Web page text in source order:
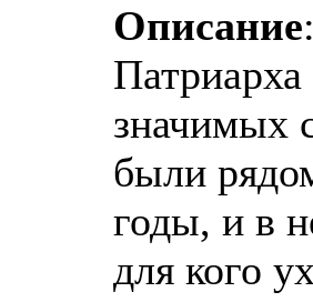
Описание
значимых
были
годы, и в
для кого